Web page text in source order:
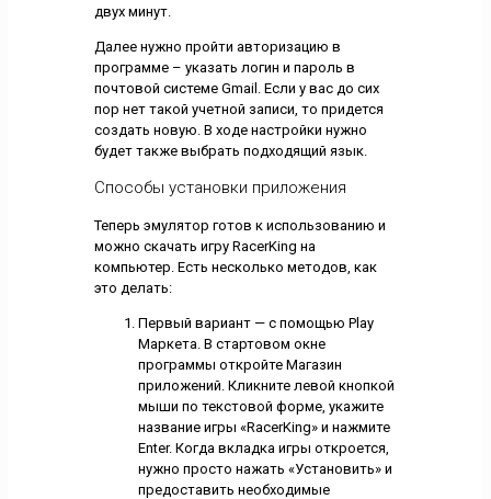
двух минут.
Далее нужно пройти авторизацию в
программе – указать логин и пароль в
почтовой системе Gmail. Если у вас до сих
пор нет такой учетной записи, то придется
создать новую. В ходе настройки нужно
будет также выбрать подходящий язык.
Способы установки приложения
Теперь эмулятор готов к использованию и
можно скачать игру RacerKing на
компьютер. Есть несколько методов, как
это делать:
Первый вариант — с помощью Play
Маркета. В стартовом окне
программы откройте Магазин
приложений. Кликните левой кнопкой
мыши по текстовой форме, укажите
название игры «RacerKing» и нажмите
Enter. Когда вкладка игры откроется,
нужно просто нажать «Установить» и
предоставить необходимые